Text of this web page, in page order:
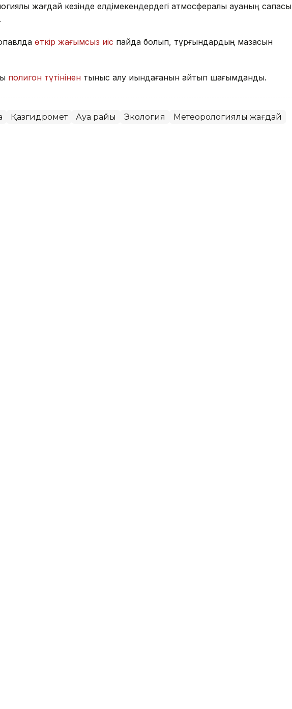
жағдай кезінде елдімекендердегі атмосфералық ауаның сапасы
өткір жағымсыз иіс пайда болып, тұрғындардың мазасын
полигон түтінінен тыныс алу қиындағанын айтып шағымданды.
Қазгидромет Ауа райы Экология Метеорологиялық жағдай